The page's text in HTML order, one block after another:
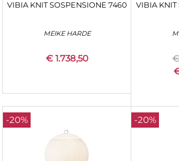
VIBIA KNIT SOSPENSIONE 7460
MEIKE HARDE
€ 1.738,50
VIBIA KNIT
-20% -20%